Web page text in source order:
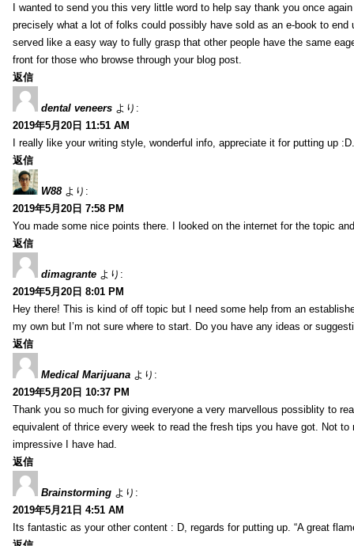
I wanted to send you this very little word to help say thank you once
precisely what a lot of folks could possibly have sold as an e-book to
served like a easy way to fully grasp that other people have the same
front for those who browse through your blog post.
返信
dental veneers より:
2019年5月20日 11:51 AM
I really like your writing style, wonderful info, appreciate it for putting up
返信
W88 より:
2019年5月20日 7:58 PM
You made some nice points there. I looked on the internet for the topic
返信
dimagrante より:
2019年5月20日 8:01 PM
Hey there! This is kind of off topic but I need some help from an
my own but I’m not sure where to start. Do you have any ideas or
返信
Medical Marijuana より:
2019年5月20日 10:37 PM
Thank you so much for giving everyone a very marvellous possiblity to
equivalent of thrice every week to read the fresh tips you have got. Not
impressive I have had.
返信
Brainstorming より:
2019年5月21日 4:51 AM
Its fantastic as your other content : D, regards for putting up. “A great